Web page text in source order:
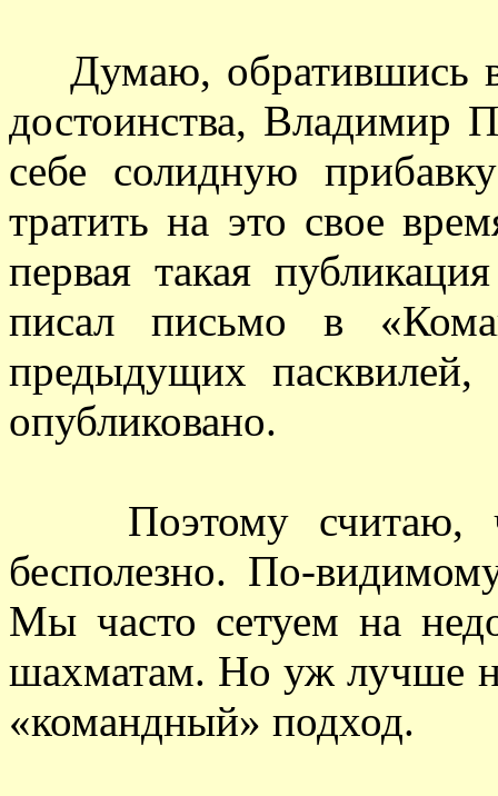
Думаю, обратившись в
достоинства, Владимир
себе солидную
тратить на это свое
первая такая
писал письмо в
предыдущих пасквилей,
опубликовано.
Поэтому считаю,
бесполезно. По-
Мы часто сетуем на
шахматам. Но уж лучше
«командный» подход.